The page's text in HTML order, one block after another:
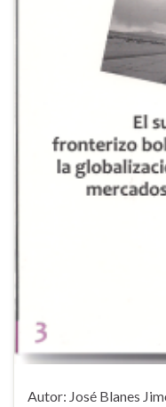
Autor: José Blanes